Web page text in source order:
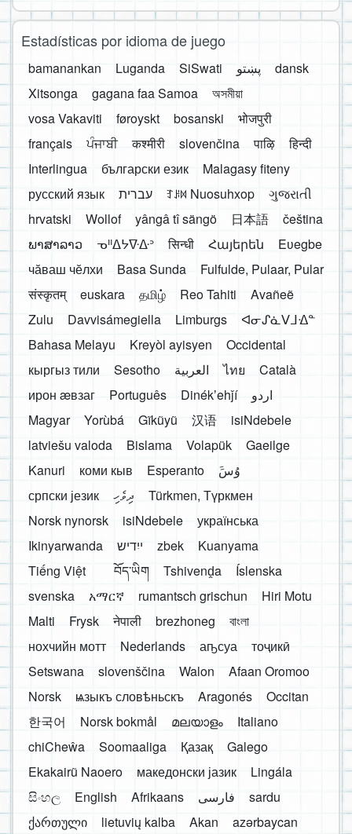
Estadísticas por idioma de juego
bamanankan Luganda SiSwati پښتو
dansk
Xitsonga
gagana faa Samoa
অসমীয়া
vosa Vakaviti
føroyskt bosanski
भोजपुरी
français
ਪੰਜਾਬੀ कश्मीरी slovenčina पाऴि
हिन्दी
Interlingua
български език
Malagasy fiteny
русский язык
עברית ꆈꌠ꒿ Nuosuhxop
ગુજરાતી
hrvatski
Wollof yângâ tî sängö 日本語
čeština
ພາສາລາວ
ᓀᐦᐃᔭᐍᐏᐣ सिन्धी Հայերեն
Eʋegbe
чӑваш чӗлхи
Basa Sunda
Fulfulde, Pulaar, Pular
संस्कृतम्
euskara தமிழ் Reo Tahiti
Avañeẽ
Zulu
Davvisámegiella Limburgs
ᐊᓂᔑᓈᐯᒧᐎᓐ
Bahasa Melayu
Kreyòl ayisyen
Occidental
кыргыз тили
Sesotho العربية ไทย
Català
ирон æвзаг
Português Dinékʼehǰí
اردو
Magyar
Yorùbá Gĩkũyũ 汉语
isiNdebele
latviešu valoda
Bislama Volapük
Gaeilge
Kanuri
коми кыв Esperanto
َوُسَ
српски језик
ދިވެހި
Türkmen, Түркмен
Norsk nynorsk
isiNdebele
українська
Ikinyarwanda
ייִדיש zbek
Kuanyama
Tiếng Việt
བོད་ཡིག Tshivenḓa
Íslenska
svenska
አማርኛ rumantsch grischun
Hiri Motu
Malti
Frysk नेपाली brezhoneg
বাংলা
нохчийн мотт
Nederlands аҧсуа
тоҷикӣ
Setswana
slovenščina Walon
Afaan Oromoo
Norsk
ѩзыкъ словѣньскъ Aragonés
Occitan
한국어
Norsk bokmål മലയാളം
Italiano
chiCheŵa
Soomaaliga Қазақ
Galego
Ekakairũ Naoero
македонски јазик
Lingála
සිංහල
English Afrikaans فارسی
sardu
ქართული
lietuvių kalba Akan
azərbaycan